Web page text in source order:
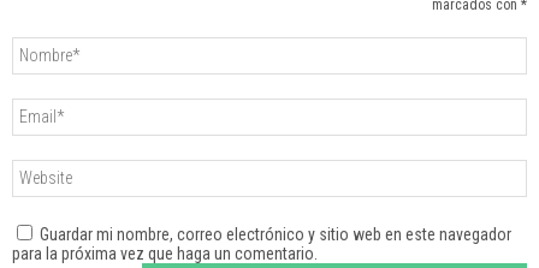
marcados con *
Guardar mi nombre, correo electrónico y sitio web en este navegador
para la próxima vez que haga un comentario.